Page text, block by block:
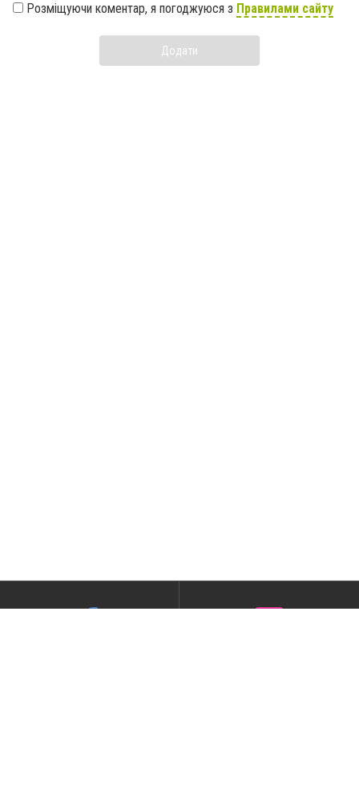
Розміщуючи коментар, я погоджуюся з Правилами сайту
Додати